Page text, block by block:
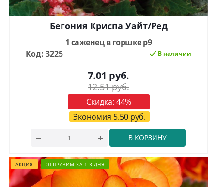
Бегония Криспа Уайт/Ред
1 саженец в горшке р9
Код: 3225
В наличии
7.01 руб.
12.51руб.
Скидка: 44%
Экономия 5.50руб.
В КОРЗИНУ
АКЦИЯ ОТПРАВИМ ЗА 1-3 ДНЯ